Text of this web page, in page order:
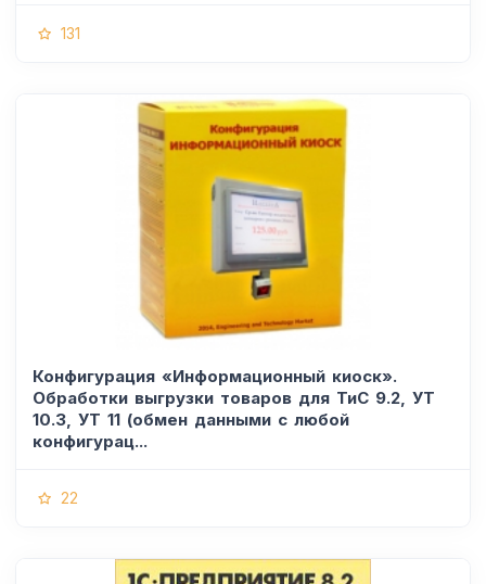
131
Конфигурация «Информационный киоск».
Обработки выгрузки товаров для ТиС 9.2, УТ
10.3, УТ 11 (обмен данными с любой
конфигурац...
22